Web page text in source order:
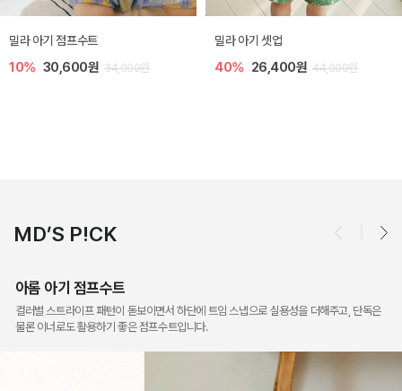
토닉 아기 민소매 티셔츠
20% 11,200원
베티 니트 아기 민소매 티셔
10% 24,300원
MD’S P!CK
아롬 아기 점프수트
컬러별 스트라이프 패턴이 돋보이면서 하단에 트임 스냅으로 실용성을 더해주고, 단독은
물론 이너로도 활용하기 좋은 점프수트입니다.